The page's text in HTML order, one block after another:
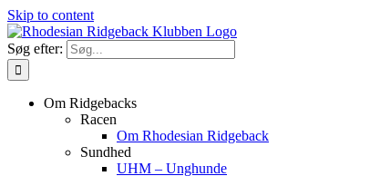
Skip to content
Søg efter:
Om Ridgebacks
Racen
Om Rhodesian Ridgeback
Sundhed
UHM – Unghunde